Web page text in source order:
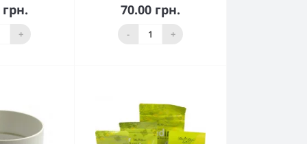
+
70.00 грн.
- +
До кошика